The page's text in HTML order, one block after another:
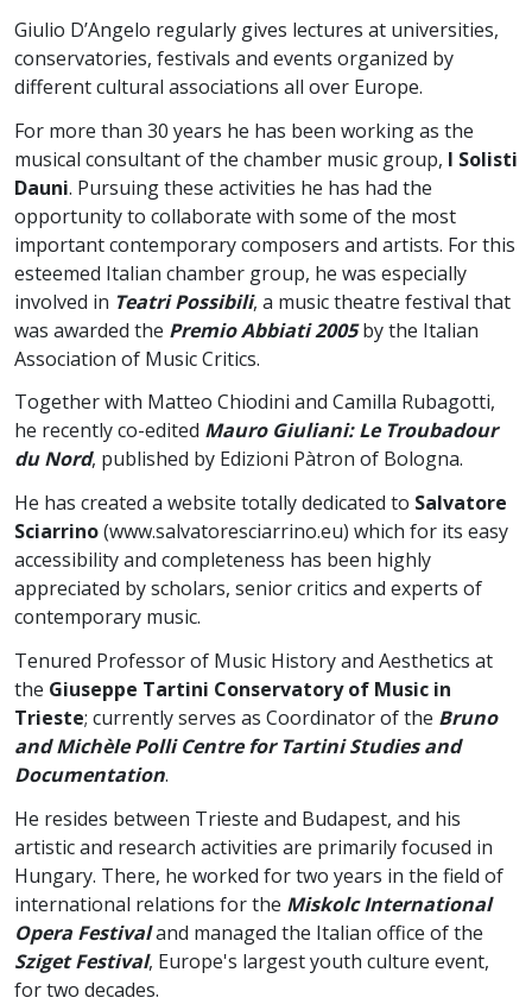
Giulio D’Angelo regularly gives lectures at universities,
conservatories, festivals and events organized by
different cultural associations all over Europe.
For more than 30 years he has been working as the
musical consultant of the chamber music group, I Solisti
Dauni. Pursuing these activities he has had the
opportunity to collaborate with some of the most
important contemporary composers and artists. For this
esteemed Italian chamber group, he was especially
involved in Teatri Possibili, a music theatre festival that
was awarded the Premio Abbiati 2005by the Italian
Association of Music Critics.
Together with Matteo Chiodini and Camilla Rubagotti,
he recently co-edited Mauro Giuliani: Le Troubadour
du Nord, published by Edizioni Pàtron of Bologna.
He has created a website totally dedicated to Salvatore
Sciarrino(www.salvatoresciarrino.eu) which for its easy
accessibility and completeness has been highly
appreciated by scholars, senior critics and experts of
contemporary music.
Tenured Professor of Music History and Aesthetics at
the Giuseppe Tartini Conservatory of Music in
Trieste; currently serves as Coordinator of the Bruno
and Michèle Polli Centre for Tartini Studies and
Documentation.
He resides between Trieste and Budapest, and his
artistic and research activities are primarily focused in
Hungary. There, he worked for two years in the field of
international relations for the Miskolc International
Opera Festivaland managed the Italian office of the
Sziget Festival, Europe's largest youth culture event,
for two decades.